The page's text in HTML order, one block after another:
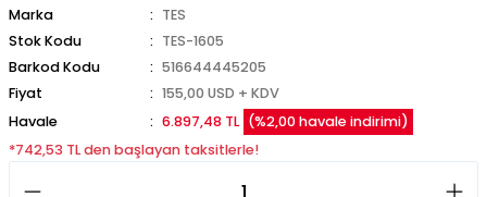
Marka
TES
Stok Kodu
TES-1605
Barkod Kodu
516644445205
Fiyat
155,00 USD + KDV
Havale
6.897,48 TL (%2,00 havale indirimi)
*742,53 TL den başlayan taksitlerle!